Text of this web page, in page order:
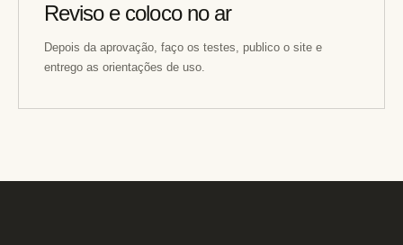
Reviso e coloco no ar
Depois da aprovação, faço os testes, publico o site e
entrego as orientações de uso.